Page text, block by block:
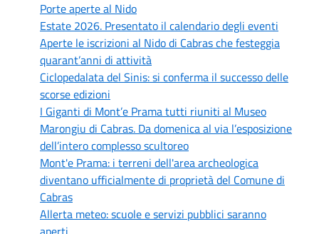
Porte aperte al Nido
Estate 2026. Presentato il calendario degli eventi
Aperte le iscrizioni al Nido di Cabras che festeggia
quarant’anni di attività
Ciclopedalata del Sinis: si conferma il successo delle
scorse edizioni
I Giganti di Mont’e Prama tutti riuniti al Museo
Marongiu di Cabras. Da domenica al via l’esposizione
dell’intero complesso scultoreo
Mont'e Prama: i terreni dell'area archeologica
diventano ufficialmente di proprietà del Comune di
Cabras
Allerta meteo: scuole e servizi pubblici saranno